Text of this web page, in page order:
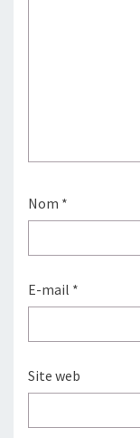
Nom *
E-mail *
Site web